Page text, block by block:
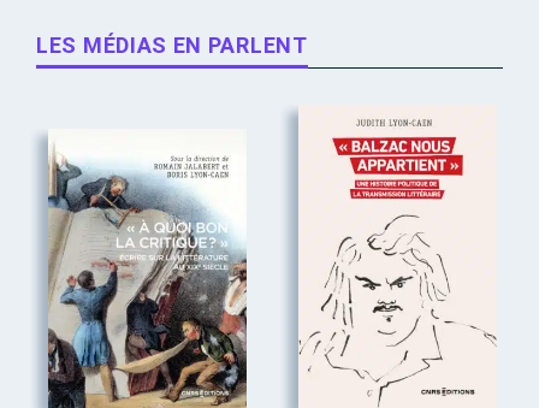
LES MÉDIAS EN PARLENT